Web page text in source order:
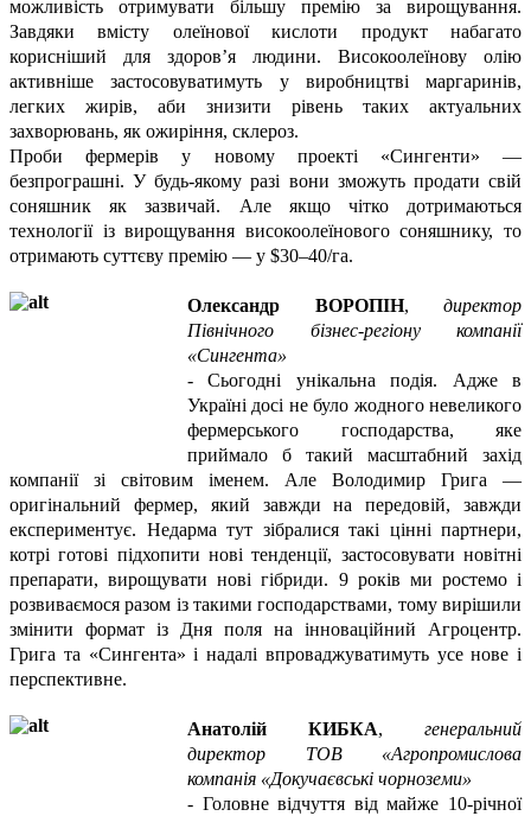
можливість отримувати більшу премію за вирощування.
Завдяки вмісту олеїнової кислоти продукт набагато
корисніший для здоров’я людини. Високоолеїнову олію
активніше застосовуватимуть у виробництві маргаринів,
легких жирів, аби знизити рівень таких актуальних
захворювань, як ожиріння, склероз.
Проби фермерів у новому проекті «Сингенти» —
безпрограшні. У будь-якому разі вони зможуть продати свій
соняшник як зазвичай. Але якщо чітко дотримаються
технології із вирощування високоолеїнового соняшнику, то
отримають суттєву премію — у $30–40/га.
Олександр ВОРОПІН, директор
Північного бізнес-регіону компанії
«Сингента»
- Сьогодні унікальна подія. Адже в
Україні досі не було жодного невеликого
фермерського господарства, яке
приймало б такий масштабний захід
компанії зі світовим іменем. Але Володимир Грига —
оригінальний фермер, який завжди на передовій, завжди
експериментує. Недарма тут зібралися такі цінні партнери,
котрі готові підхопити нові тенденції, застосовувати новітні
препарати, вирощувати нові гібриди. 9 років ми ростемо і
розвиваємося разом із такими господарствами, тому вирішили
змінити формат із Дня поля на інноваційний Агроцентр.
Грига та «Сингента» і надалі впроваджуватимуть усе нове і
перспективне.
Анатолій КИБКА, генеральний
директор ТОВ «Агропромислова
компанія «Докучаєвські чорноземи»
- Головне відчуття від майже 10-річної